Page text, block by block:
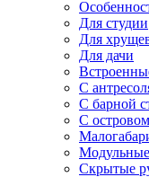
Для студии
Для
Для дачи
С
С барной
С островом
Модульные
Скрытые